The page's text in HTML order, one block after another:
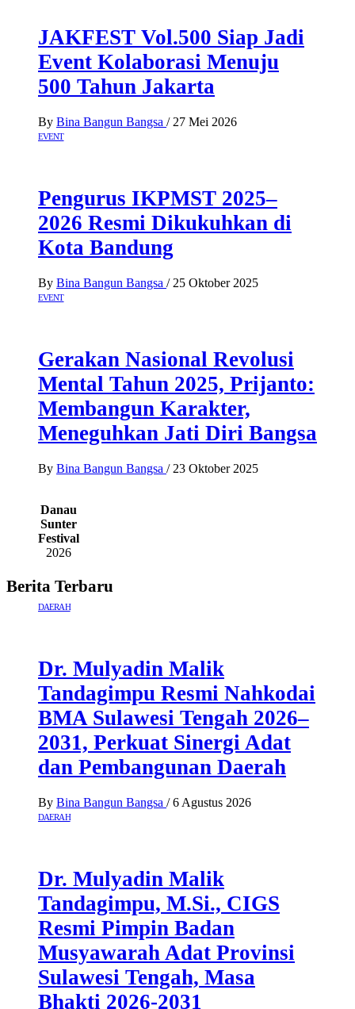
JAKFEST Vol.500 Siap Jadi
Event Kolaborasi Menuju
500 Tahun Jakarta
By Bina Bangun Bangsa / 27 Mei 2026
EVENT
Pengurus IKPMST 2025–
2026 Resmi Dikukuhkan di
Kota Bandung
By Bina Bangun Bangsa / 25 Oktober 2025
EVENT
Gerakan Nasional Revolusi
Mental Tahun 2025, Prijanto:
Membangun Karakter,
Meneguhkan Jati Diri Bangsa
By Bina Bangun Bangsa / 23 Oktober 2025
Danau
Sunter
Festival
2026
Berita Terbaru
DAERAH
Dr. Mulyadin Malik
Tandagimpu Resmi Nahkodai
BMA Sulawesi Tengah 2026–
2031, Perkuat Sinergi Adat
dan Pembangunan Daerah
By Bina Bangun Bangsa / 6 Agustus 2026
DAERAH
Dr. Mulyadin Malik
Tandagimpu, M.Si., CIGS
Resmi Pimpin Badan
Musyawarah Adat Provinsi
Sulawesi Tengah, Masa
Bhakti 2026-2031